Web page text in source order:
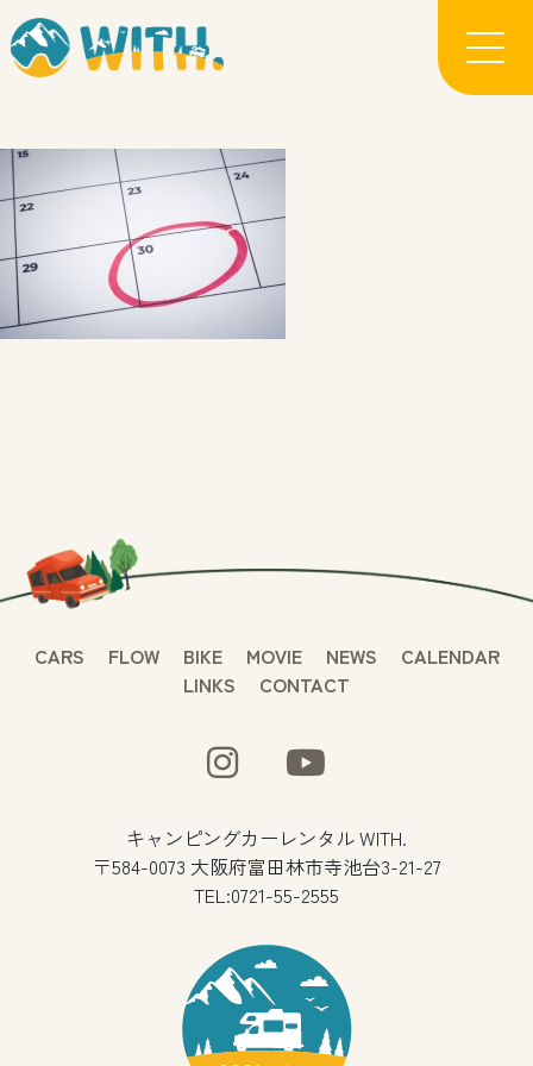
CARS FLOW BIKE MOVIE NEWS
CALENDAR
LINKS
CONTACT
キャンピングカーレンタル WITH.
〒584-0073 大阪府富田林市寺池台3-21-27
TEL:0721-55-2555